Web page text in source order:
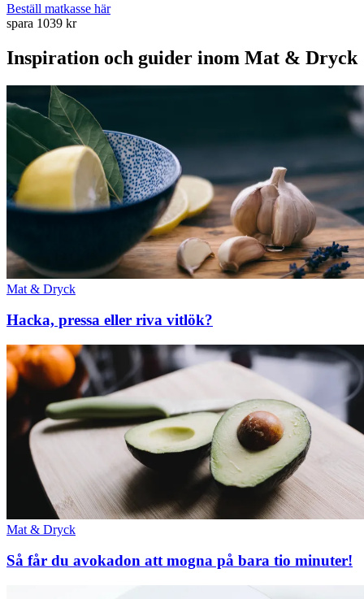
Beställ matkasse här
spara 1039 kr
Inspiration och guider inom Mat & Dryck
Mat & Dryck
Hacka, pressa eller riva vitlök?
Mat & Dryck
Så får du avokadon att mogna på bara tio minuter!